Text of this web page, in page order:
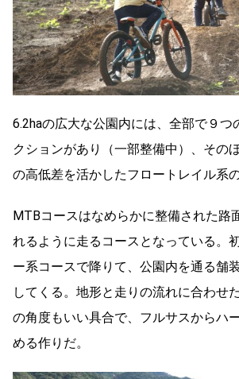
6.2haの広大な公園内には、全部で９つ
クションがあり（一部整備中）、その
の高低差を活かしたフロートレイル系
MTBコースはなめらかに整備された路
れるように走るコースとなっている。
ー系コースで降りて、公園内を通る舗
してくる。地形と走りの流れに合わせ
の角度もいい具合で、フルサスからハ
める作りだ。